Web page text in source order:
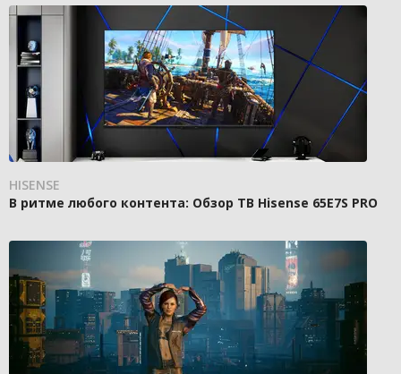
HISENSE
В ритме любого контента: Обзор ТВ Hisense 65E7S PRO